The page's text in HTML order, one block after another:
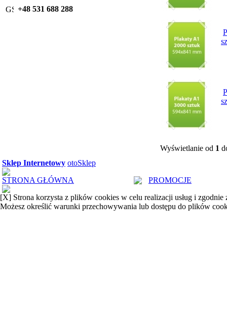
+48 531 688 288
Wyświetlanie od 1
Sklep Internetowy otoSklep
STRONA GŁÓWNA
PROMOCJE
[X] Strona korzysta z plików cookies w celu realizacji usług i zgodnie
Możesz określić warunki przechowywania lub dostępu do plików